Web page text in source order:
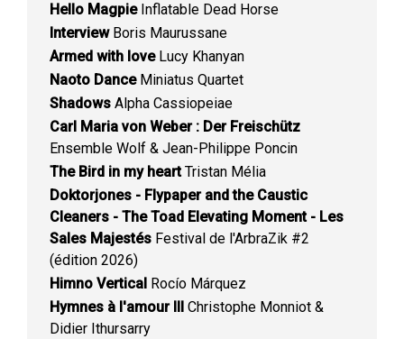
Hello MagpieInflatable Dead Horse
InterviewBoris Maurussane
Armed with loveLucy Khanyan
Naoto DanceMiniatus Quartet
Shadows Alpha Cassiopeiae
Carl Maria von Weber : Der Freischütz
Ensemble Wolf & Jean-Philippe Poncin
The Bird in my heartTristan Mélia
Doktorjones - Flypaper and the Caustic
Cleaners - The Toad Elevating Moment - Les
Sales Majestés Festival de l'ArbraZik #2
(édition 2026)
Himno Vertical Rocío Márquez
Hymnes à l'amour III
Christophe Monniot &
Didier Ithursarry